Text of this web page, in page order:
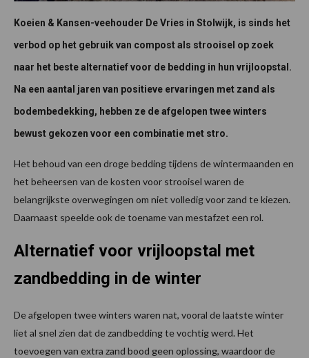
Koeien & Kansen-veehouder De Vries in Stolwijk, is sinds het
verbod op het gebruik van compost als strooisel op zoek
naar het beste alternatief voor de bedding in hun vrijloopstal.
Na een aantal jaren van positieve ervaringen met zand als
bodembedekking, hebben ze de afgelopen twee winters
bewust gekozen voor een combinatie met stro.
Het behoud van een droge bedding tijdens de wintermaanden en
het beheersen van de kosten voor strooisel waren de
belangrijkste overwegingen om niet volledig voor zand te kiezen.
Daarnaast speelde ook de toename van mestafzet een rol.
Alternatief voor vrijloopstal met
zandbedding in de winter
De afgelopen twee winters waren nat, vooral de laatste winter
liet al snel zien dat de zandbedding te vochtig werd. Het
toevoegen van extra zand bood geen oplossing, waardoor de